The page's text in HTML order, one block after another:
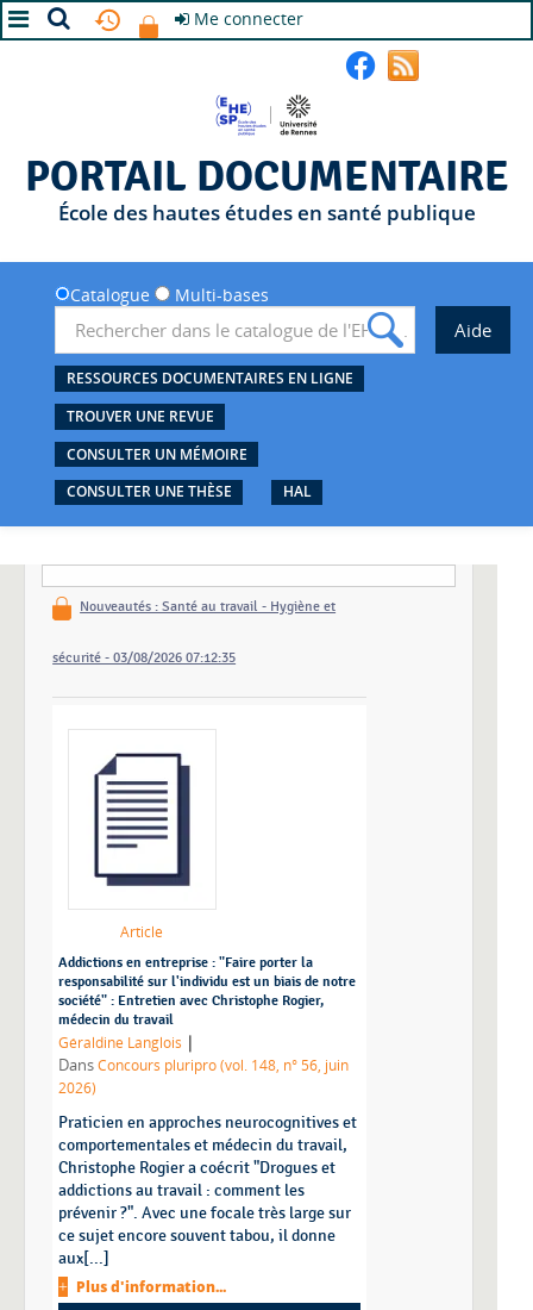
Me connecter
PORTAIL DOCUMENTAIRE
École des hautes études en santé publique
Catalogue Multi-bases
RESSOURCES DOCUMENTAIRES EN LIGNE
TROUVER UNE REVUE
CONSULTER UN MÉMOIRE
CONSULTER UNE THÈSE
HAL
Ajouter les notices de cette alerte à votre panier
Nouveautés : Santé au travail - Hygiène et
sécurité - 03/08/2026 07:12:35
Article
Addictions en entreprise : "Faire porter la
responsabilité sur l'individu est un biais de notre
société" : Entretien avec Christophe Rogier,
médecin du travail
Géraldine Langlois |
DansConcours pluripro (vol. 148, n° 56, juin
2026)
Praticien en approches neurocognitives et
comportementales et médecin du travail,
Christophe Rogier a coécrit "Drogues et
addictions au travail : comment les
prévenir ?". Avec une focale très large sur
ce sujet encore souvent tabou, il donne
aux[...]
Plus d'information...